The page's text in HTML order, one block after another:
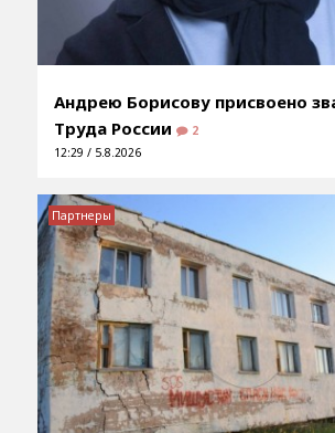
Андрею Борисову присвоено
Труда России
2
12:29 / 5.8.2026
Партнеры